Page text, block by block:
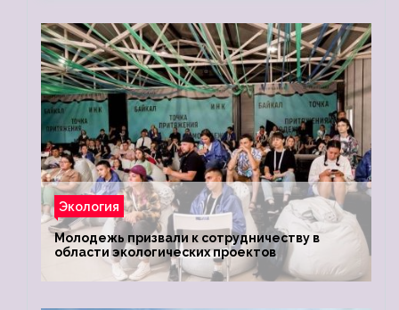
Экология
Молодежь призвали к сотрудничеству в
области экологических проектов